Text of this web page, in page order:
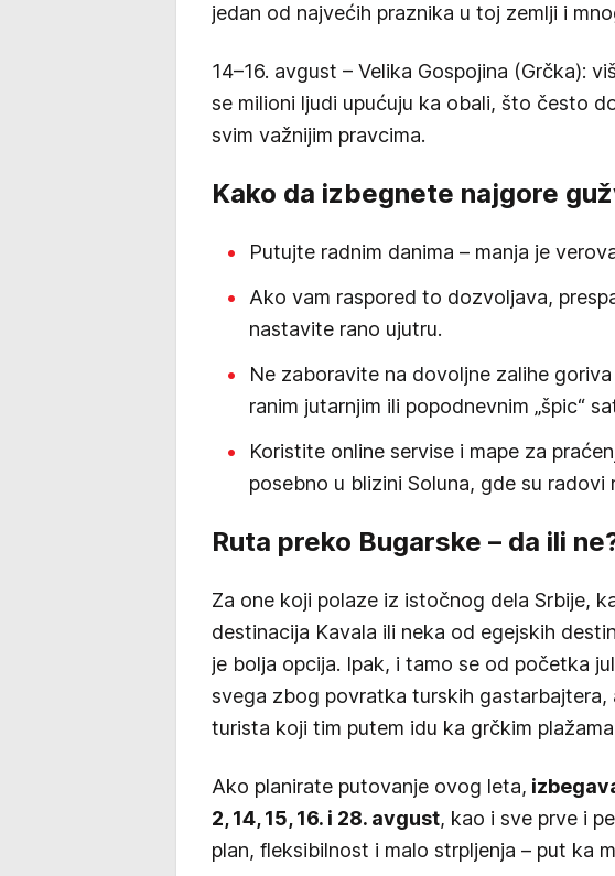
jedan od najvećih praznika u toj zemlji i
14–16. avgust – Velika Gospojina (Grčka):
se milioni ljudi upućuju ka obali, što često
svim važnijim pravcima.
Kako da izbegnete najgore
Putujte radnim danima – manja je
Ako vam raspored to dozvoljava,
nastavite rano ujutru.
Ne zaboravite na dovoljne zalihe
ranim jutarnjim ili popodnevnim „špic“
Koristite online servise i mape za
posebno u blizini Soluna, gde su
Ruta preko Bugarske – da ili
Za one koji polaze iz istočnog dela Srbije,
destinacija Kavala ili neka od egejskih
je bolja opcija. Ipak, i tamo se od početka
svega zbog povratka turskih gastarbajtera,
turista koji tim putem idu ka grčkim
Ako planirate putovanje ovog leta,
2, 14, 15, 16. i 28. avgust, kao i sve prve i
plan, fleksibilnost i malo strpljenja – put ka